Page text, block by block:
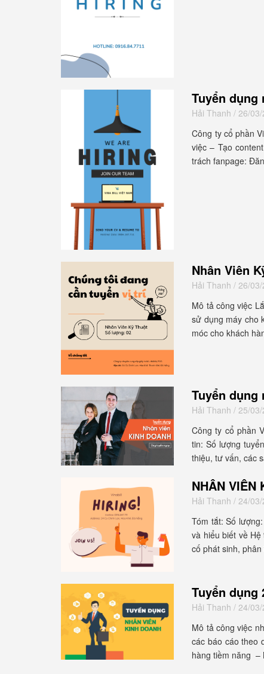
Tuyển dụng
Hải Thanh / 26/
Công ty cổ phần
việc – Tạo
trách fanpage:
Nhân Viên
Hải Thanh / 26/
Mô tả công việc
sử dụng máy cho
móc cho khách
Tuyển dụng
Hải Thanh / 25/
Công ty cổ phần
tin: Số lượng
thiệu, tư vấn, các
NHÂN VIÊN
Hải Thanh / 24/
Tóm tắt: Số
và hiểu biết về
cố phát sinh,
Tuyển dụng
Hải Thanh / 24/
Mô tả công việc
các báo cáo theo
hàng tiềm năng –